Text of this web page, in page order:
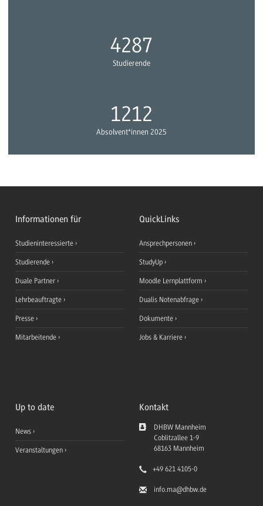
4989
Studierende
1410
Absolvent*innen 2025
Informationen für
Studieninteressierte
Studierende
Duale Partner
Lehrbeauftragte
Presse
Mitarbeitende
QuickLinks
Ansprechpersonen
StudyUp
Moodle Lernplattform
Dualis Notenabfrage
Dokumente
Jobs & Karriere
Up to date
News
Veranstaltungen
Kontakt
DHBW Mannheim
Coblitzallee 1-9
68163 Mannheim
+49 621 4105-0
info.ma@dhbw.de